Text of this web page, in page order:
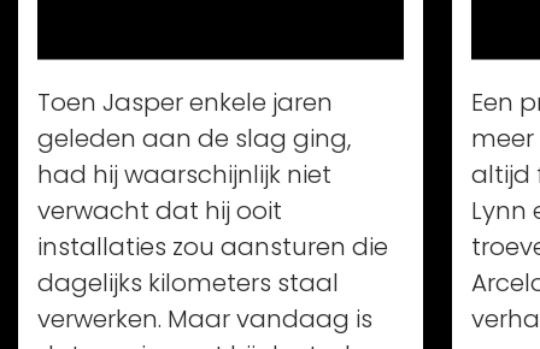
Toen Jasper enkele jaren
geleden aan de slag ging,
had hij waarschijnlijk niet
verwacht dat hij ooit
installaties zou aansturen die
dagelijks kilometers staal
verwerken. Maar vandaag is
Een
altijd
Lynn